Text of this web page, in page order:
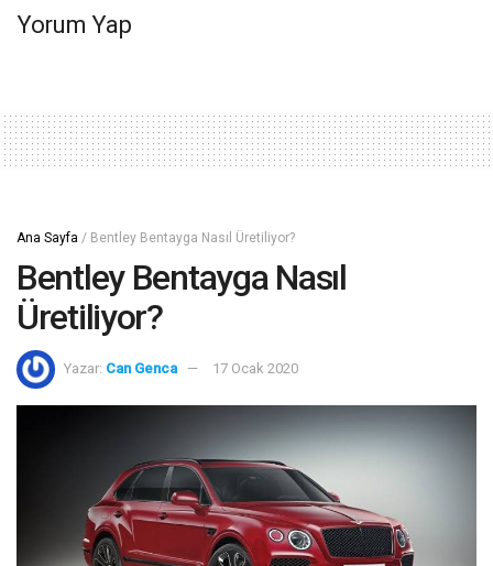
Yorum Yap
Ana Sayfa / Bentley Bentayga Nasıl Üretiliyor?
Bentley Bentayga Nasıl
Üretiliyor?
Yazar: Can Genca 17 Ocak 2020